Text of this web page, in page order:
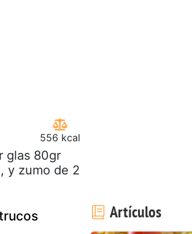
556 kcal
glas 80gr
y zumo de 2
Artículos